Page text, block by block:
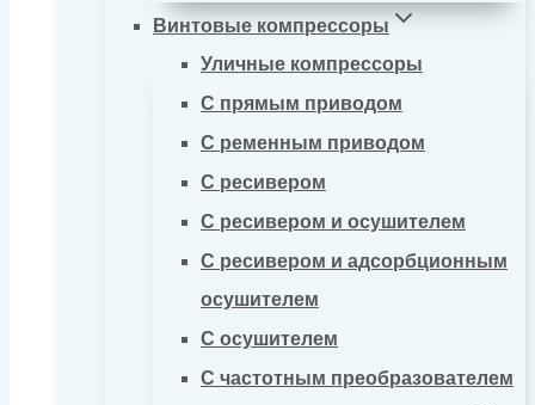
Винтовые компрессоры
Уличные компрессоры
С прямым приводом
С ременным приводом
С ресивером
С ресивером и осушителем
С ресивером и адсорбционным
осушителем
С осушителем
С частотным преобразователем